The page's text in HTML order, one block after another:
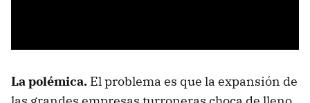
La polémica. El problema es que la expansión de